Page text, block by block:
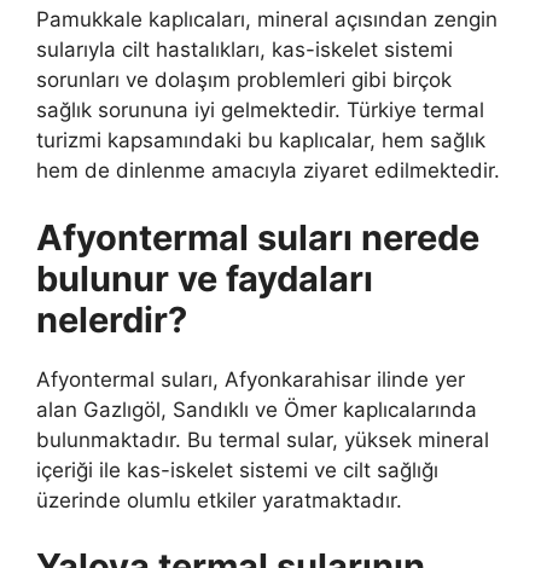
Pamukkale kaplıcaları, mineral açısından zengin
sularıyla cilt hastalıkları, kas-iskelet sistemi
sorunları ve dolaşım problemleri gibi birçok
sağlık sorununa iyi gelmektedir. Türkiye termal
turizmi kapsamındaki bu kaplıcalar, hem sağlık
hem de dinlenme amacıyla ziyaret edilmektedir.
Afyontermal suları nerede
bulunur ve faydaları
nelerdir?
Afyontermal suları, Afyonkarahisar ilinde yer
alan Gazlıgöl, Sandıklı ve Ömer kaplıcalarında
bulunmaktadır. Bu termal sular, yüksek mineral
içeriği ile kas-iskelet sistemi ve cilt sağlığı
üzerinde olumlu etkiler yaratmaktadır.